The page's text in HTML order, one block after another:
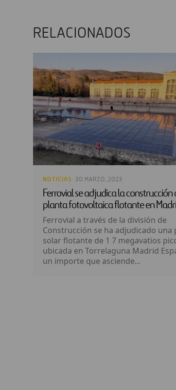
RELACIONADOS
NOTICIAS · 30 MARZO, 2023
Ferrovial se adjudica la construcción
planta fotovoltaica flotante en
Ferrovial a través de la división de
Construcción se ha adjudicado una
solar flotante de 1 7 megavatios
ubicada en Torrelaguna Madrid
un importe que asciende...